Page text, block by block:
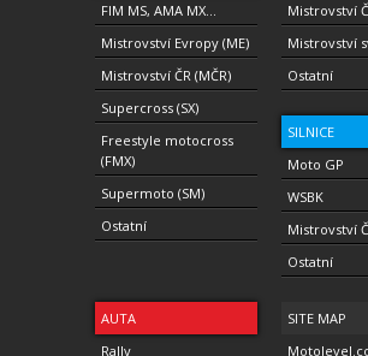
FIM MS, AMA MX...
Mistrovství Evropy (ME)
Mistrovství ČR (MČR)
Supercross (SX)
Freestyle motocross
(FMX)
Supermoto (SM)
Ostatní
Mistrovství
Mistrovství
Ostatní
SILNICE
Moto GP
WSBK
Mistrovství
Ostatní
AUTA
Rally
SITE MAP